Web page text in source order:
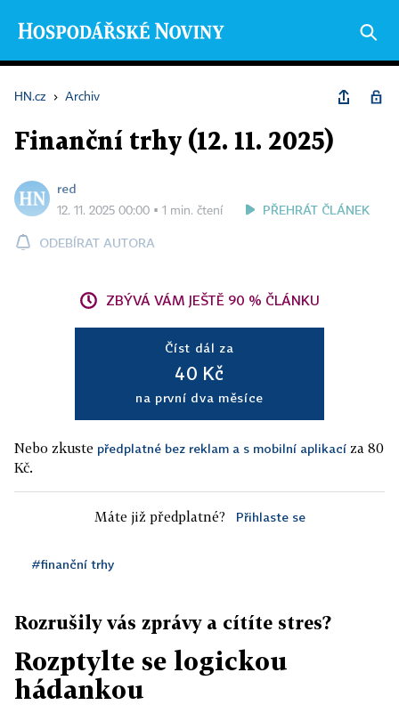
HN.cz › Archiv
Finanční trhy (12. 11. 2025)
red
12. 11. 2025 00:00 ▪ 1 min. čtení PŘEHRÁT ČLÁNEK
ODEBÍRAT AUTORA
ZBÝVÁ VÁM JEŠTĚ 90 % ČLÁNKU
Číst dál za
40 Kč
na první dva měsíce
Nebo zkuste předplatné bez reklam a s mobilní aplikací za 80
Kč.
Máte již předplatné? Přihlaste se
#finanční trhy
Rozrušily vás zprávy a cítíte stres?
Rozptylte se logickou
hádankou